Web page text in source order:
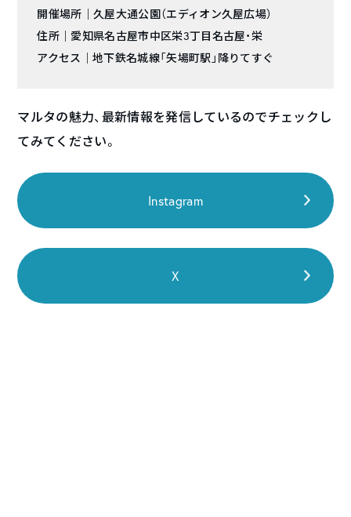
開催場所｜久屋大通公園（エディオン久屋広場）
住所｜愛知県名古屋市中区栄3丁目名古屋・栄
アクセス｜地下鉄名城線「矢場町駅」降りてすぐ
マルタの魅力、最新情報を発信しているのでチェックし
てみてください。
Instagram
X